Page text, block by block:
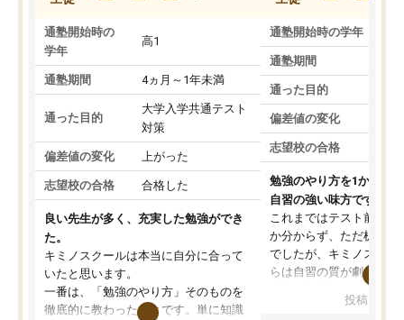
通塾開始時の
学年
高1
通塾期間 4ヵ月～1年未満
通った目的
大学入学共通テスト
対策
偏差値の変化 上がった
志望校の合格 合格した
良い先生が多く、充実した勉強ができ
た。
キミノスクールは本当に自分に合って
いたと思います。
一番は、「勉強のやり方」そのものを
徹底的に教わったことです。単に知識
通塾開始時の学年
通塾期間
通った目的
偏差値の変化
志望校の合格
勉強のやり方を1から教
自習の強い味方です。
これまではテスト前に何
か分からず、ただ机に座
でしたが、キミノスクー
らは自習の質が劇的に変
を明確にしてくれるの
投稿日：